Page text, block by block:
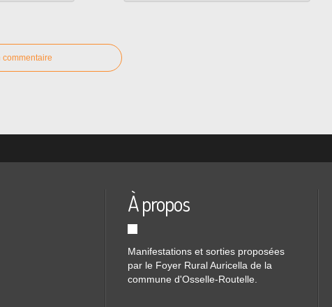
commentaire
À propos
Manifestations et sorties proposées
par le Foyer Rural Auricella de la
commune d'Osselle-Routelle.